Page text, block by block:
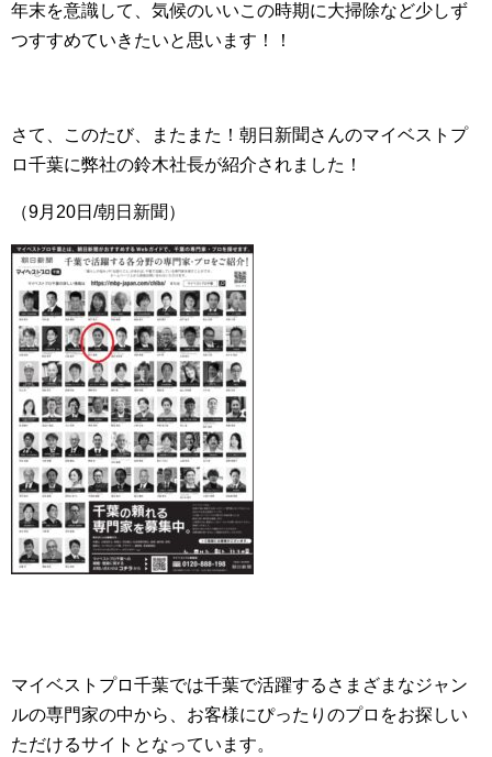
年末を意識して、気候のいいこの時期に大掃除など少しず
つすすめていきたいと思います！！
さて、このたび、またまた！朝日新聞さんのマイベストプ
ロ千葉に弊社の鈴木社長が紹介されました！
（9月20日/朝日新聞）
マイベストプロ千葉では千葉で活躍するさまざまなジャン
ルの専門家の中から、お客様にぴったりのプロをお探しい
ただけるサイトとなっています。